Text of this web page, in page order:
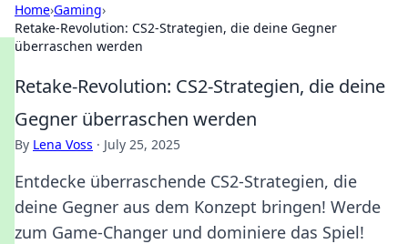
Home›Gaming›
Retake-Revolution: CS2-Strategien, die deine Gegner
überraschen werden
Retake-Revolution: CS2-Strategien, die deine
Gegner überraschen werden
By Lena Voss · July 25, 2025
Entdecke überraschende CS2-Strategien, die
deine Gegner aus dem Konzept bringen! Werde
zum Game-Changer und dominiere das Spiel!